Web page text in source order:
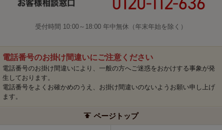
受付時間 10:00～18:00 年中無休（年末年始を除く）
電話番号のお掛け間違いにご注意ください
電話番号のお掛け間違いにより、一般の方へご迷惑をおかけする事象が発
生しております。
電話番号をよくお確かめのうえ、お掛け間違いのないようお願い申し上げ
ます。
ページトップ